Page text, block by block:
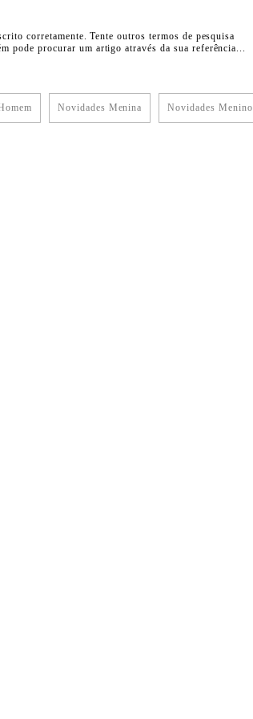
corretamente. Tente outros termos de pesquisa
pode procurar um artigo através da sua referência...
Novidades Menina Novidades Menino